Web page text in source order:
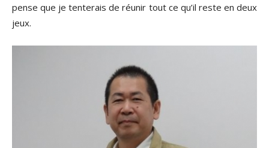
pense que je tenterais de réunir tout ce qu’il reste en deux
jeux.